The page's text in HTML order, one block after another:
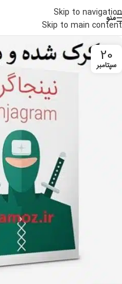
Skip to navigation
Skip to main content
منو
20
سپتامبر